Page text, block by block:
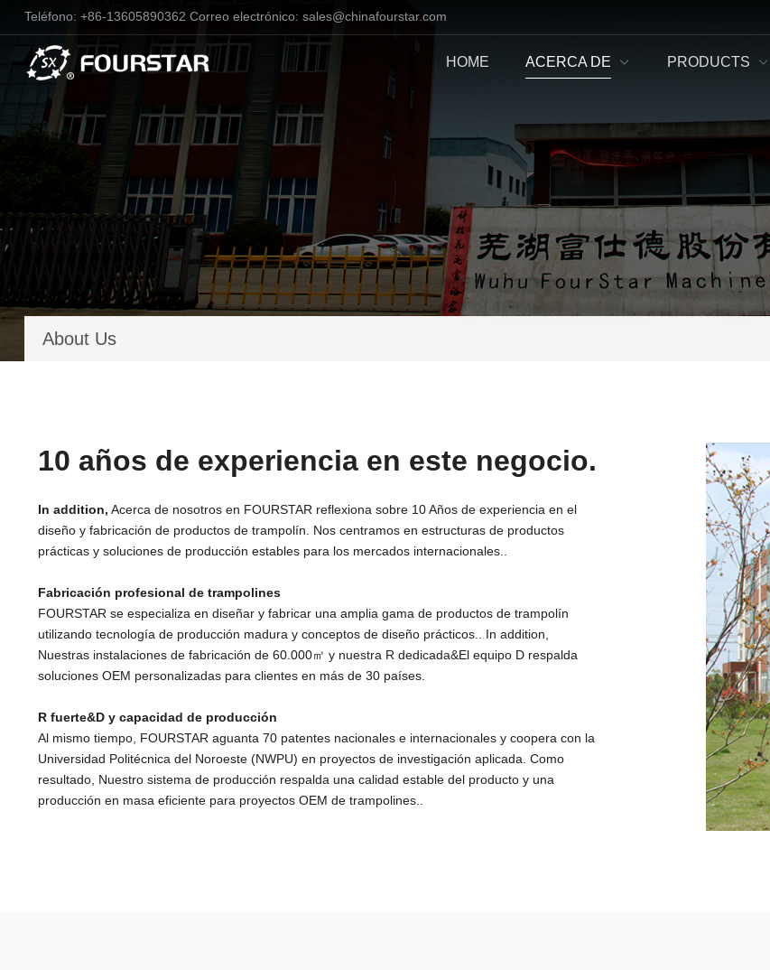
Teléfono: +86-13605890362 Correo electrónico: sales@chinafourstar.com
HOME ACERCA DE PRODUCTS
About Us
10 años de experiencia en este negocio.
In addition, Acerca de nosotros en FOURSTAR reflexiona sobre 10 Años de experiencia en el
diseño y fabricación de productos de trampolín. Nos centramos en estructuras de productos
prácticas y soluciones de producción estables para los mercados internacionales..
Fabricación profesional de trampolines
FOURSTAR se especializa en diseñar y fabricar una amplia gama de productos de trampolín
utilizando tecnología de producción madura y conceptos de diseño prácticos.. In addition
Nuestras instalaciones de fabricación de 60.000㎡ y nuestra R dedicada&El equipo D respalda
soluciones OEM personalizadas para clientes en más de 30 países.
R fuerte&D y capacidad de producción
Al mismo tiempo, FOURSTAR aguanta 70 patentes nacionales e internacionales y coopera con la
Universidad Politécnica del Noroeste (NWPU) en proyectos de investigación aplicada. Como
resultado, Nuestro sistema de producción respalda una calidad estable del producto y una
producción en masa eficiente para proyectos OEM de trampolines..